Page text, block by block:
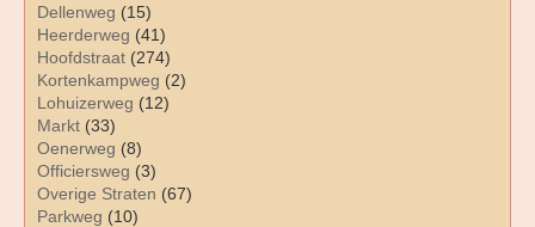
Dellenweg (15)
Heerderweg (41)
Hoofdstraat (274)
Kortenkampweg (2)
Lohuizerweg (12)
Markt (33)
Oenerweg (8)
Officiersweg (3)
Overige Straten (67)
Parkweg (10)